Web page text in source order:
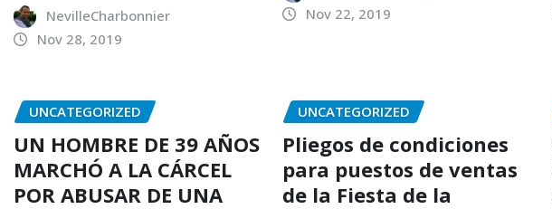
NevilleCharbonnier
Nov 28, 2019
Nov 22, 2019
UNCATEGORIZED
UN HOMBRE DE 39 AÑOS
MARCHÓ A LA CÁRCEL
POR ABUSAR DE UNA
UNCATEGORIZED
Pliegos de condiciones
para puestos de ventas
de la Fiesta de la